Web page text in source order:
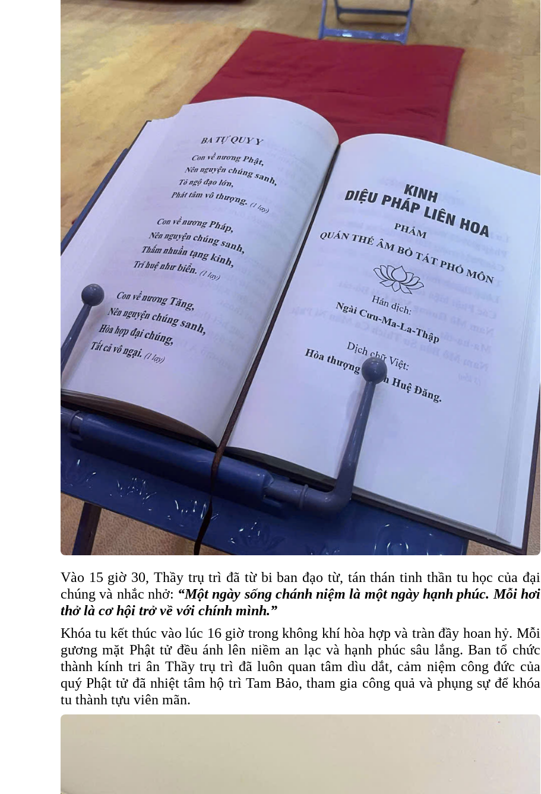
Vào 15 giờ 30, Thầy trụ trì đã từ bi ban đạo từ, tán thán tinh thần tu học của đại
chúng và nhắc nhở: “Một ngày sống chánh niệm là một ngày hạnh phúc. Mỗi hơi
thở là cơ hội trở về với chính mình.”
Khóa tu kết thúc vào lúc 16 giờ trong không khí hòa hợp và tràn đầy hoan hỷ. Mỗi
gương mặt Phật tử đều ánh lên niềm an lạc và hạnh phúc sâu lắng.Ban tổ chức
thành kính tri ân Thầy trụ trì đã luôn quan tâm dìu dắt, cảm niệm công đức của
quý Phật tử đã nhiệt tâm hộ trì Tam Bảo, tham gia công quả và phụng sự để khóa
tu thành tựu viên mãn.